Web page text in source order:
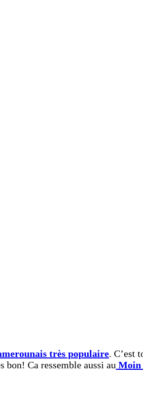
très populaire. C’est
bon! Ca ressemble aussi au Moin